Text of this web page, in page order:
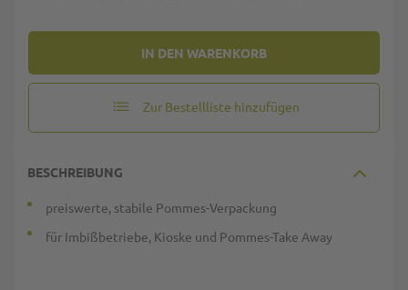
IN DEN WARENKORB
Zur Bestellliste hinzufügen
BESCHREIBUNG
preiswerte, stabile Pommes-Verpackung
für Imbißbetriebe, Kioske und Pommes-Take Away